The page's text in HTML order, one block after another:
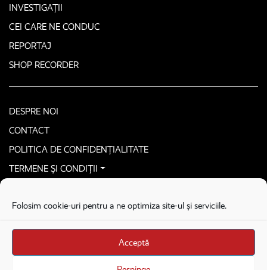
Folosim cookie-uri pentru a ne optimiza site-ul și serviciile.
Acceptă
INVESTIGAȚII
CEI CARE NE CONDUC
REPORTAJ
SHOP RECORDER
DESPRE NOI
CONTACT
POLITICA DE CONFIDENȚIALITATE
TERMENE ȘI CONDIȚII
Stega creative
Brandul Recorder e operat de Asociația Recorder Community, sub licența SC